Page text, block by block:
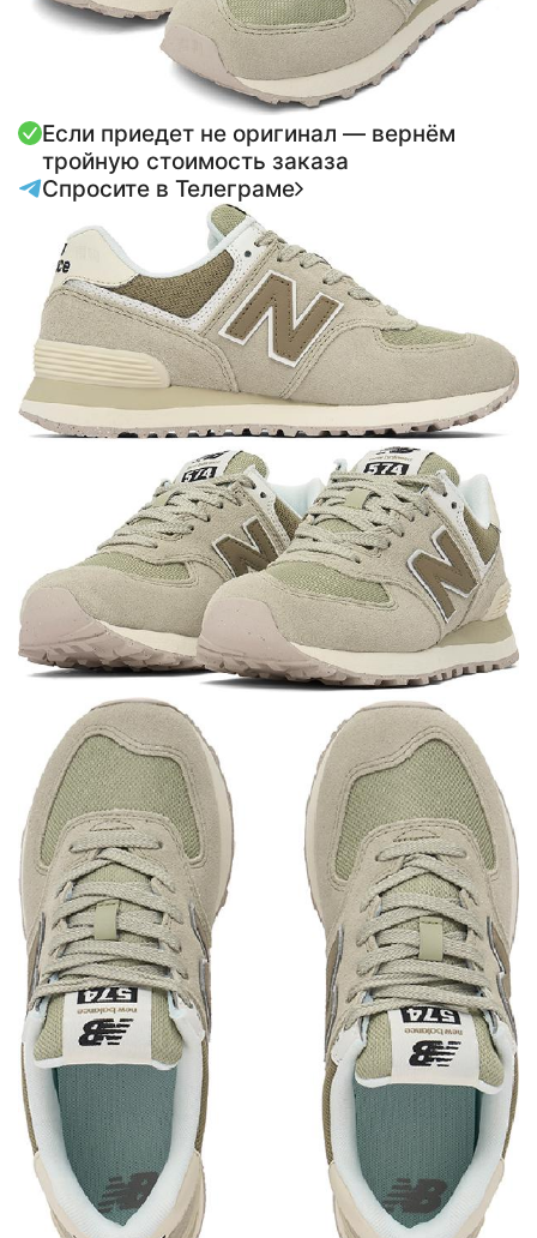
Если приедет не оригинал — вернём
тройную стоимость заказа
Спросите в Телеграме